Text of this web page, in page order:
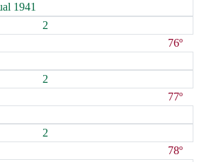
1941
2
76º
2
77º
2
78º